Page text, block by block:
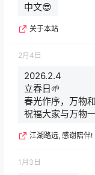
中文😎
关于本站
2月4日
2026.2.4
立春日🌱
春光作序，万物
祝福大家与万物
江湖路远, 感谢陪伴!
1月3日